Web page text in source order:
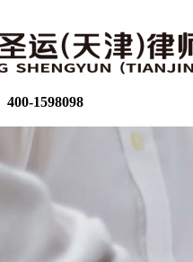
400-1598098